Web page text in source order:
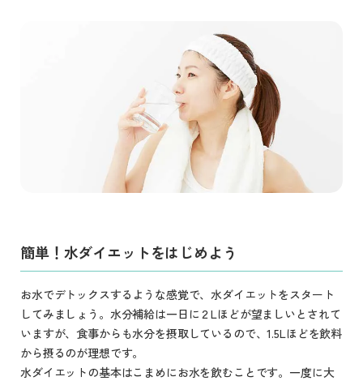
簡単！水ダイエットをはじめよう
お水でデトックスするような感覚で、水ダイエットをスタート
してみましょう。水分補給は一日に２Lほどが望ましいとされて
いますが、食事からも水分を摂取しているので、1.5Lほどを飲料
から摂るのが理想です。
水ダイエットの基本はこまめにお水を飲むことです。一度に大